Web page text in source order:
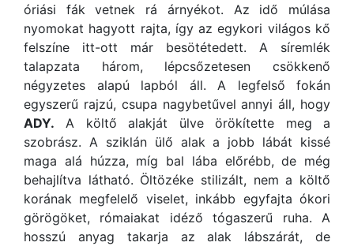
óriási fák vetnek rá árnyékot. Az idő múlása
nyomokat hagyott rajta, így az egykori világos kő
felszíne itt-ott már besötétedett. A síremlék
talapzata három, lépcsőzetesen csökkenő
négyzetes alapú lapból áll. A legfelső fokán
egyszerű rajzú, csupa nagybetűvel annyi áll, hogy
ADY. A költő alakját ülve örökítette meg a
szobrász. A sziklán ülő alak a jobb lábát kissé
maga alá húzza, míg bal lába előrébb, de még
behajlítva látható. Öltözéke stilizált, nem a költő
korának megfelelő viselet, inkább egyfajta ókori
görögöket, rómaiakat idéző tógaszerű ruha. A
hosszú anyag takarja az alak lábszárát, de